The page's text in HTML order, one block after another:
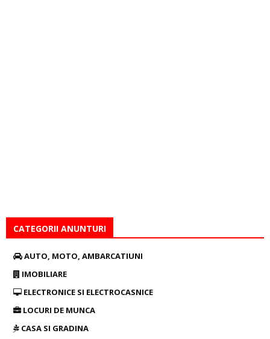
CATEGORII ANUNTURI
AUTO, MOTO, AMBARCATIUNI
IMOBILIARE
ELECTRONICE SI ELECTROCASNICE
LOCURI DE MUNCA
CASA SI GRADINA